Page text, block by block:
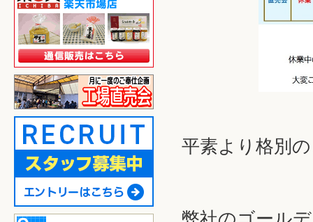
平素より格別